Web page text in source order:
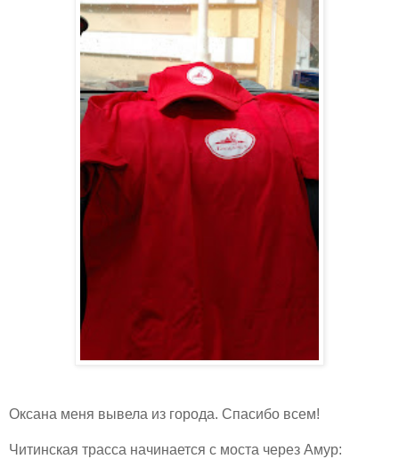
Оксана меня вывела из города. Спасибо всем!
Читинская трасса начинается с моста через Амур: